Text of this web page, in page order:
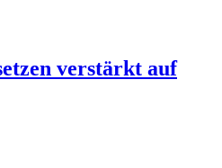
verstärkt auf